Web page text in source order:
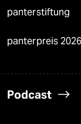
panterstiftung
panterpreis 2026
Podcast